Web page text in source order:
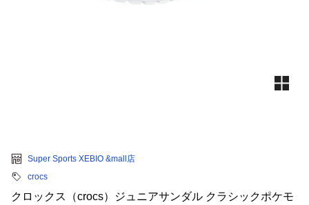
Super Sports XEBIO &mall店
crocs
クロックス（crocs）ジュニアサンダル クラシックポケモ